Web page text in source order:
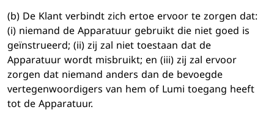
(b) De Klant verbindt zich ertoe ervoor te zorgen dat:
(i) niemand de Apparatuur gebruikt die niet goed is
geïnstrueerd; (ii) zij zal niet toestaan ​​dat de
Apparatuur wordt misbruikt; en (iii) zij zal ervoor
zorgen dat niemand anders dan de bevoegde
vertegenwoordigers van hem of Lumi toegang heeft
tot de Apparatuur.